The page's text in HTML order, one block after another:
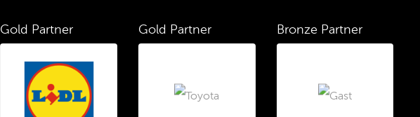
Gold Partner Gold Partner Bronze Partner